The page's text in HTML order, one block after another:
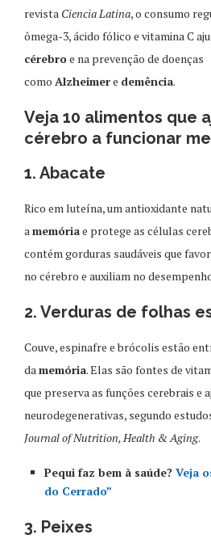
revista Ciencia Latina, o consumo
ômega-3, ácido fólico e vitamina C
cérebroe na prevenção de doenças
como Alzheimere demência.
Veja 10 alimentos que
cérebro a funcionar
1. Abacate
Rico em luteína, um antioxidante
amemóriae protege as células
contém gorduras saudáveis que
no cérebro e auxiliam no
2. Verduras de folhas
Couve, espinafre e brócolis estão
damemória. Elas são fontes de
que preserva as funções cerebrais e
neurodegenerativas, segundo
Journal of Nutrition, Health & Aging.
Pequi faz bem à saúde? Veja
do Cerrado”
3. Peixes